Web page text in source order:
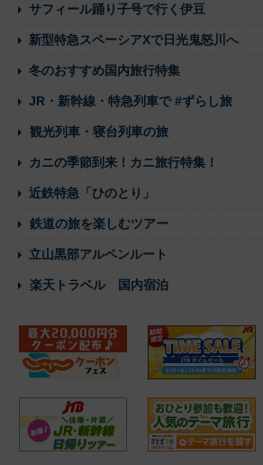
サフィール踊り子号で行く伊豆
新型特急スペーシアXで日光鬼怒川へ
冬のおすすめ国内旅行特集
JR・新幹線・特急列車で #ずらし旅
観光列車・寝台列車の旅
カニの季節到来！カニ旅行特集！
近鉄特急「ひのとり」
鉄道の旅を楽しむツアー
立山黒部アルペンルート
楽天トラベル 国内宿泊